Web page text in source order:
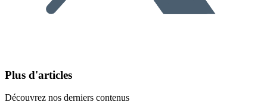
Plus d'articles
Découvrez nos derniers contenus